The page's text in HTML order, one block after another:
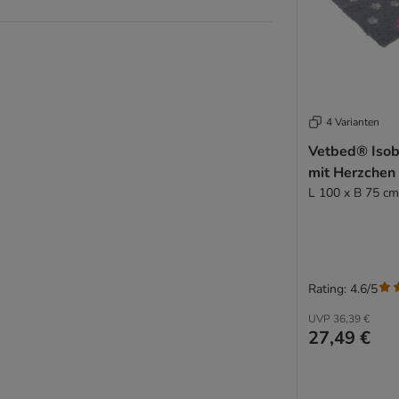
4 Varianten
Vetbed®
mit
L 100 x B 75 cm
UVP 36,39 €
27,49 €
Rating: 4.6/5